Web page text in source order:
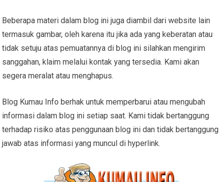
Beberapa materi dalam blog ini juga diambil dari website lain
termasuk gambar, oleh karena itu jika ada yang keberatan atau
tidak setuju atas pemuatannya di blog ini silahkan mengirim
sanggahan, klaim melalui kontak yang tersedia. Kami akan
segera meralat atau menghapus.
Blog Kumau Info berhak untuk memperbarui atau mengubah
informasi dalam blog ini setiap saat. Kami tidak bertanggung
terhadap risiko atas penggunaan blog ini dan tidak bertanggung
jawab atas informasi yang muncul di hyperlink.